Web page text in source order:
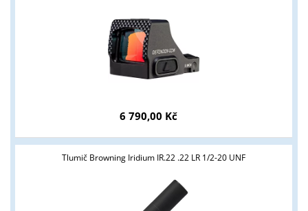
6 790,00 Kč
Tlumič Browning Iridium IR.22 .22 LR 1/2-20 UNF